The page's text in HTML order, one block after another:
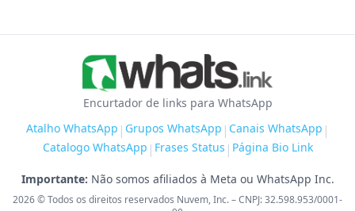
Encurtador de links para WhatsApp
Atalho WhatsApp | Grupos WhatsApp | Canais WhatsApp |
Catalogo WhatsApp | Frases Status | Página Bio Link
Importante: Não somos afiliados à Meta ou WhatsApp Inc.
2026© Todos os direitos reservados Nuvem, Inc. – CNPJ: 32.598.953/0001-